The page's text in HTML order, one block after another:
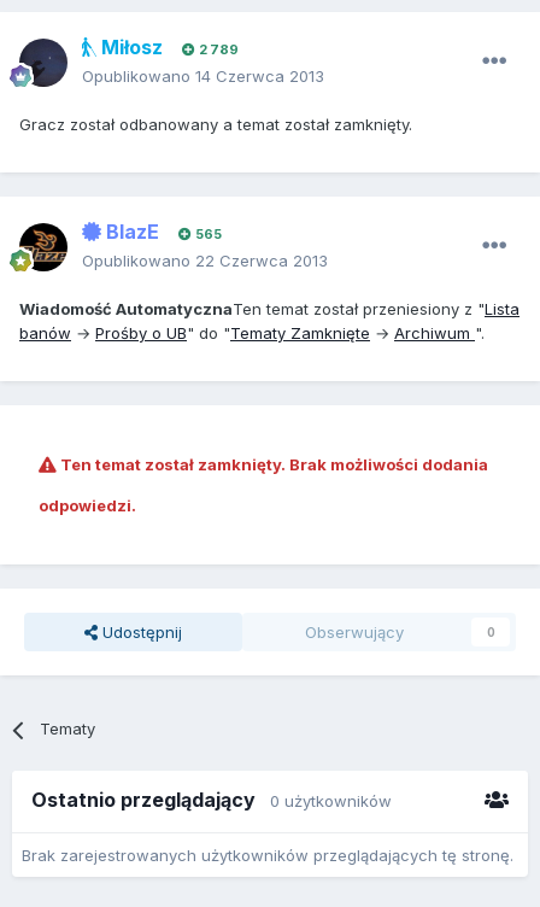
Miłosz 2 789
Opublikowano 14 Czerwca 2013
Gracz został odbanowany a temat został zamknięty.
BlazE 565
Opublikowano 22 Czerwca 2013
Wiadomość AutomatycznaTen temat został przeniesiony z "Lista
banów → Prośby o UB" do "Tematy Zamknięte → Archiwum ".
Ten temat został zamknięty. Brak możliwości dodania
odpowiedzi.
Udostępnij Obserwujący 0
Tematy
Ostatnio przeglądający 0 użytkowników
Brak zarejestrowanych użytkowników przeglądających tę stronę.